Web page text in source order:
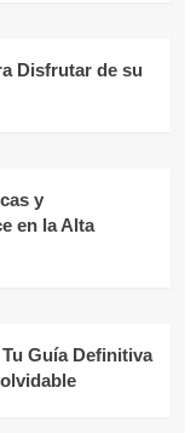
Disfrutar de su
y
en la Alta
Guía Definitiva